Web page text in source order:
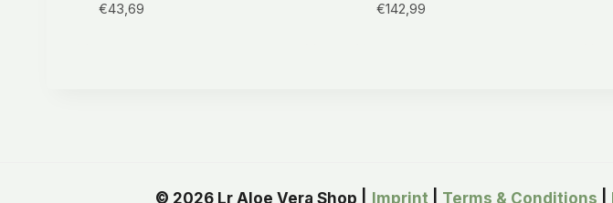
€43,69 €142,99
© 2026 Lr Aloe Vera Shop | Imprint Terms & Conditions